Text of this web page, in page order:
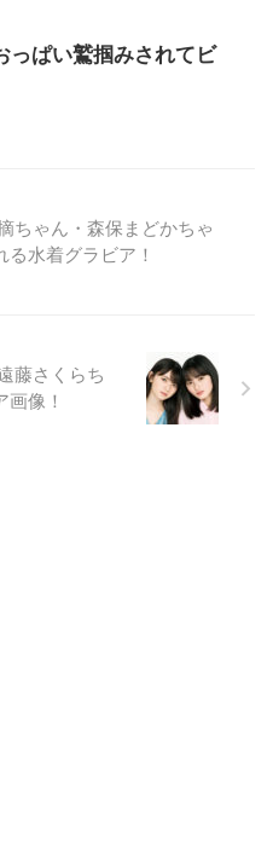
ぱい鷲掴みされてビ
ちゃん・森保まどかちゃ
る水着グラビア！
藤さくらち
像！